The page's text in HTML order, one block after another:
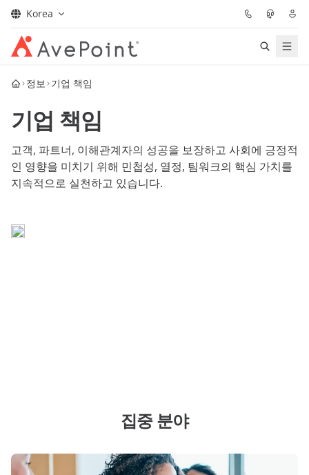
Korea
Solutions
Confidence Platform
Pricing
Partners
Resources
정보 기업 책임
기업 책임
고객, 파트너, 이해관계자의 성공을 보장하고 사회에 긍정적
인 영향을 미치기 위해 민첩성, 열정, 팀워크의 핵심 가치를
지속적으로 실천하고 있습니다.
집중 분야